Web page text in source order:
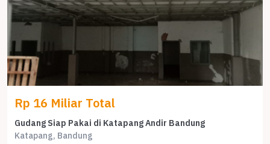
Rp 16 Miliar Total
Gudang Siap Pakai di Katapang Andir Bandung
Katapang, Bandung